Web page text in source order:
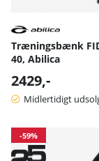
Træningsbænk
40, Abilica
2429,-
Midlertidigt
-59%